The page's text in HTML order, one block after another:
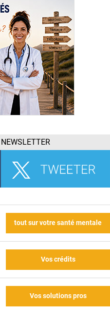
tout sur votre santé mentale
Vos crédits
Vos solutions pros